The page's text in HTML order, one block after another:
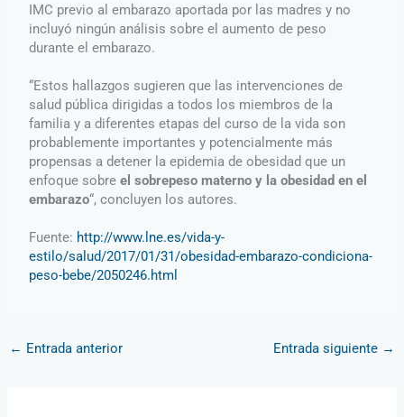
IMC previo al embarazo aportada por las madres y no
incluyó ningún análisis sobre el aumento de peso
durante el embarazo.
“Estos hallazgos sugieren que las intervenciones de
salud pública dirigidas a todos los miembros de la
familia y a diferentes etapas del curso de la vida son
probablemente importantes y potencialmente más
propensas a detener la epidemia de obesidad que un
enfoque sobreel sobrepeso materno y la obesidad en el
embarazo“, concluyen los autores.
Fuente: http://www.lne.es/vida-y-
estilo/salud/2017/01/31/obesidad-embarazo-condiciona-
peso-bebe/2050246.html
← Entrada anterior Entrada siguiente →